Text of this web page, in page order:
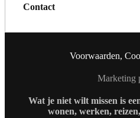
Contact
Voorwaarden,
Marketing
Wat je niet wilt missen is
wonen, werken,